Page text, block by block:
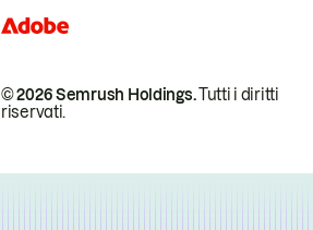
© 2026 Semrush Holdings.Tutti i diritti
riservati.